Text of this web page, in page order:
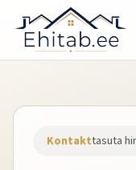
Kontakttasuta